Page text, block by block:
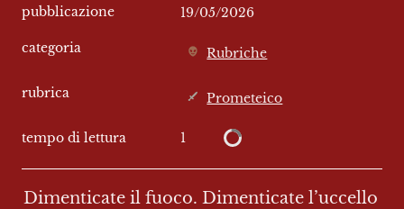
pubblicazione 19/05/2026
categoria Rubriche
rubrica Prometeico
tempo di lettura 1
Dimenticate il fuoco. Dimenticate l’uccello